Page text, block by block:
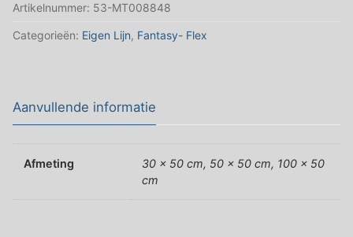
Marble
aantal
Artikelnummer: 53-MT008848
Categorieën: Eigen Lijn, Fantasy- Flex
Aanvullende informatie
Afmeting
30 x 50 cm, 50 x 50 cm, 100 x 50
cm